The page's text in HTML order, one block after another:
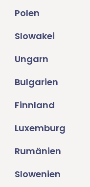
Polen
Slowakei
Ungarn
Bulgarien
Finnland
Luxemburg
Rumänien
Slowenien